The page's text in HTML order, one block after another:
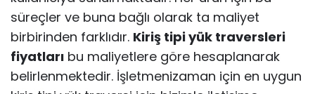
süreçler ve buna bağlı olarak ta maliyet
birbirinden farklıdır. Kiriş tipi yük traversleri
fiyatları bu maliyetlere göre hesaplanarak
belirlenmektedir. İşletmenizaman için en uygun